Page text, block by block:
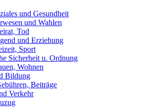
und Gesundheit
und Wahlen
Tod
und Erziehung
Sport
Sicherheit u. Ordnung
Wohnen
Bildung
Beiträge
Verkehr